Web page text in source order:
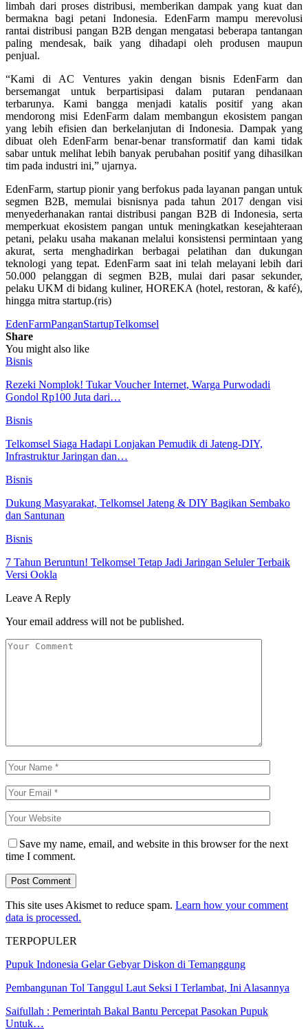
limbah dari proses distribusi, memberikan dampak yang kuat dan
bermakna bagi petani Indonesia. EdenFarm mampu merevolusi
rantai distribusi pangan B2B dengan mengatasi beberapa tantangan
paling mendesak, baik yang dihadapi oleh produsen maupun
penjual.
“Kami di AC Ventures yakin dengan bisnis EdenFarm dan
bersemangat untuk berpartisipasi dalam putaran pendanaan
terbarunya. Kami bangga menjadi katalis positif yang akan
mendorong misi EdenFarm dalam membangun ekosistem pangan
yang lebih efisien dan berkelanjutan di Indonesia. Dampak yang
dibuat oleh EdenFarm benar-benar transformatif dan kami tidak
sabar untuk melihat lebih banyak perubahan positif yang dihasilkan
tim pada industri ini,” ujarnya.
EdenFarm, startup pionir yang berfokus pada layanan pangan untuk
segmen B2B, memulai bisnisnya pada tahun 2017 dengan visi
menyederhanakan rantai distribusi pangan B2B di Indonesia, serta
memperkuat ekosistem pangan untuk meningkatkan kesejahteraan
petani, pelaku usaha makanan melalui konsistensi permintaan yang
akurat, serta menghadirkan berbagai pelatihan dan dukungan
teknologi yang tepat. EdenFarm saat ini telah melayani lebih dari
50.000 pelanggan di segmen B2B, mulai dari pasar sekunder,
pelaku UKM di bidang kuliner, HOREKA (hotel, restoran, & kafé),
hingga mitra startup.(ris)
EdenFarmPanganStartupTelkomsel
Share
You might also like
Bisnis
Rezeki Nomplok! Tukar Voucher Internet, Warga Purwodadi
Gondol Rp100 Juta dari…
Bisnis
Telkomsel Siaga Hadapi Lonjakan Pemudik di Jateng-DIY,
Infrastruktur Jaringan dan…
Bisnis
Dukung Masyarakat, Telkomsel Jateng & DIY Bagikan Sembako
dan Santunan
Bisnis
7 Tahun Beruntun! Telkomsel Tetap Jadi Jaringan Seluler Terbaik
Versi Ookla
Leave A Reply
Your email address will not be published.
Save my name, email, and website in this browser for the next
time I comment.
This site uses Akismet to reduce spam. Learn how your comment
data is processed.
TERPOPULER
Pupuk Indonesia Gelar Gebyar Diskon di Temanggung
Pembangunan Tol Tanggul Laut Seksi I Terlambat, Ini Alasannya
Saifullah : Pemerintah Bakal Bantu Percepat Pasokan Pupuk
Untuk…